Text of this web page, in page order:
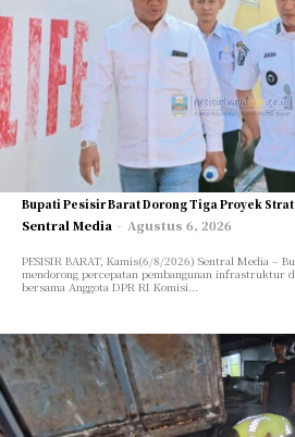
Bupati Pesisir Barat Dorong Tiga Proyek
Sentral Media - Agustus 6, 2026
PESISIR BARAT, Kamis(6/8/2026) Sentral Media –
mendorong percepatan pembangunan infrastruktur
bersama Anggota DPR RI Komisi...